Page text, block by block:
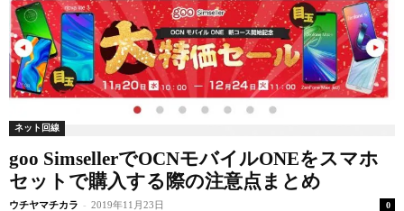
ネット回線
goo SimsellerでOCNモバイルONEをスマホ
セットで購入する際の注意点まとめ
ウチヤマチカラ - 2019年11月23日 0